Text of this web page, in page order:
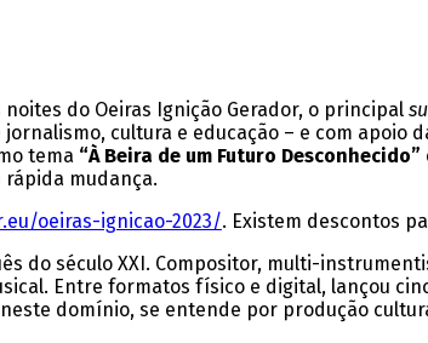
do Oeiras Ignição Gerador, o principal
cultura e educação – e com apoio
tema “À Beira de um Futuro Desconhecido”
mudança.
oeiras-ignicao-2023/. Existem descontos
do século XXI. Compositor, multi-
Entre formatos físico e digital, lançou
domínio, se entende por produção